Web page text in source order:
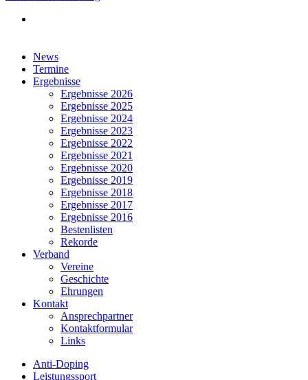
Close
Menu
News
Termine
Ergebnisse
Ergebnisse 2026
Ergebnisse 2025
Ergebnisse 2024
Ergebnisse 2023
Ergebnisse 2022
Ergebnisse 2021
Ergebnisse 2020
Ergebnisse 2019
Ergebnisse 2018
Ergebnisse 2017
Ergebnisse 2016
Bestenlisten
Rekorde
Verband
Vereine
Geschichte
Ehrungen
Kontakt
Ansprechpartner
Kontaktformular
Links
Anti-Doping
Leistungssport